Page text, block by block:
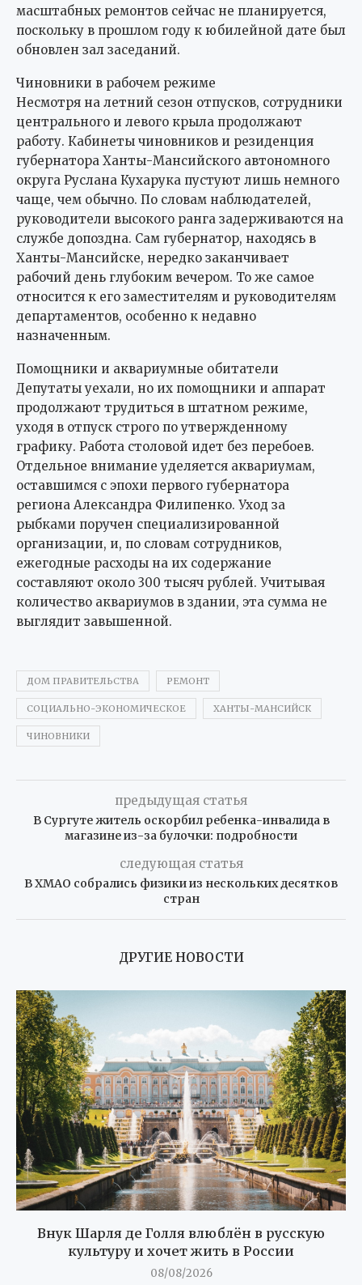
масштабных ремонтов сейчас не планируется,
поскольку в прошлом году к юбилейной дате был
обновлен зал заседаний.
Чиновники в рабочем режиме
Несмотря на летний сезон отпусков, сотрудники
центрального и левого крыла продолжают
работу. Кабинеты чиновников и резиденция
губернатора Ханты-Мансийского автономного
округа Руслана Кухарука пустуют лишь немного
чаще, чем обычно. По словам наблюдателей,
руководители высокого ранга задерживаются на
службе допоздна. Сам губернатор, находясь в
Ханты-Мансийске, нередко заканчивает
рабочий день глубоким вечером. То же самое
относится к его заместителям и руководителям
департаментов, особенно к недавно
назначенным.
Помощники и аквариумные обитатели
Депутаты уехали, но их помощники и аппарат
продолжают трудиться в штатном режиме,
уходя в отпуск строго по утвержденному
графику. Работа столовой идет без перебоев.
Отдельное внимание уделяется аквариумам,
оставшимся с эпохи первого губернатора
региона Александра Филипенко. Уход за
рыбками поручен специализированной
организации, и, по словам сотрудников,
ежегодные расходы на их содержание
составляют около 300 тысяч рублей. Учитывая
количество аквариумов в здании, эта сумма не
выглядит завышенной.
ДОМ ПРАВИТЕЛЬСТВА РЕМОНТ
СОЦИАЛЬНО-ЭКОНОМИЧЕСКОЕ ХАНТЫ-МАНСИЙСК
ЧИНОВНИКИ
предыдущая статья
В Сургуте житель оскорбил ребенка-инвалида в
магазине из-за булочки: подробности
следующая статья
В ХМАО собрались физики из нескольких десятков
стран
ДРУГИЕ НОВОСТИ
Внук Шарля де Голля влюблён в русскую
культуру и хочет жить в России
08/08/2026